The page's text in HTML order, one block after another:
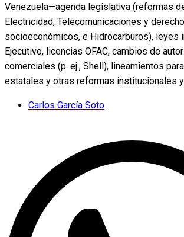
Venezuela—agenda legislativa (reformas
Electricidad, Telecomunicaciones y
socioeconómicos, e Hidrocarburos), leyes
Ejecutivo, licencias OFAC, cambios de
comerciales (p. ej., Shell), lineamientos
estatales y otras reformas institucionales
Carlos García Soto